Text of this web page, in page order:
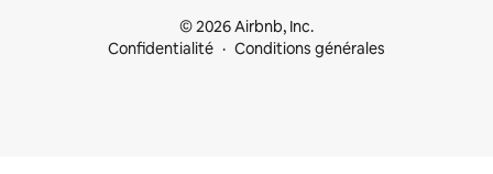
© 2026 Airbnb, Inc.
Confidentialité
Conditions générales